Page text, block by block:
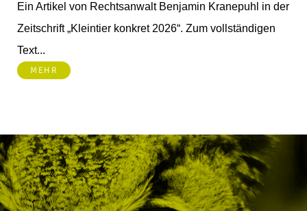
Ein Artikel von Rechtsanwalt Benjamin Kranepuhl in der
Zeitschrift „Kleintier konkret 2026“. Zum vollständigen
Text...
MEHR